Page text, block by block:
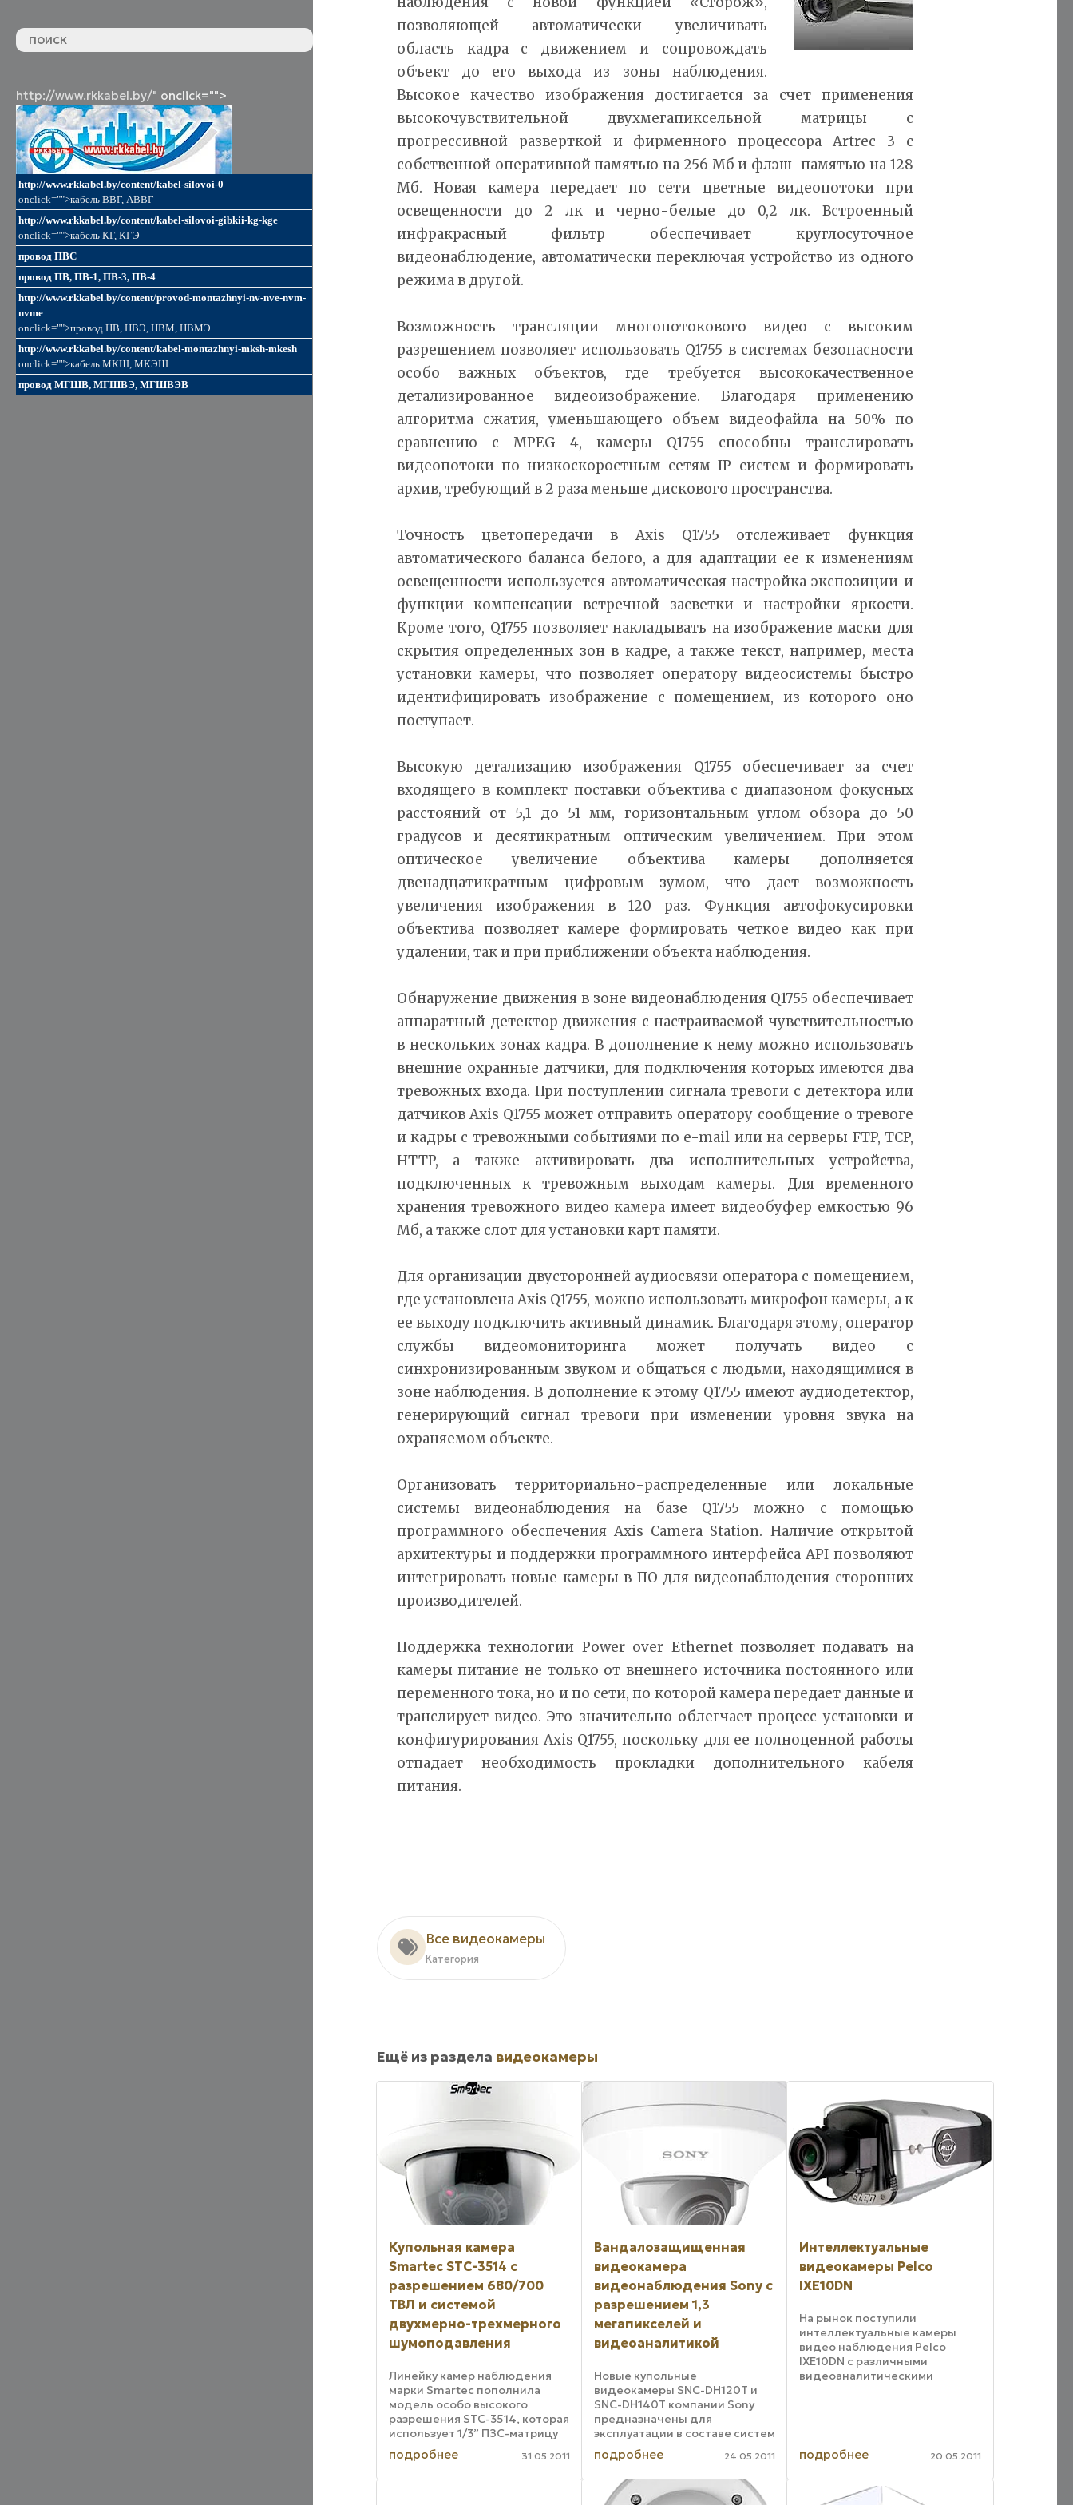
http://www.rkkabel.by/" onclick="">
http://www.rkkabel.by/content/kabel-silovoi-0
onclick="">кабель ВВГ, АВВГ
http://www.rkkabel.by/content/kabel-silovoi-gibkii-kg-kge
onclick="">кабель КГ, КГЭ
провод ПВС
провод ПВ, ПВ-1, ПВ-3, ПВ-4
http://www.rkkabel.by/content/provod-montazhnyi-nv-nve-nvm-
nvme
onclick="">провод НВ, НВЭ, НВМ, НВМЭ
http://www.rkkabel.by/content/kabel-montazhnyi-mksh-mkesh
onclick="">кабель МКШ, МКЭШ
провод МГШВ, МГШВЭ, МГШВЭВ
позволяющей автоматически увеличивать
область кадра с движением и сопровождать
объект до его выхода из зоны наблюдения.
Высокое качество изображения достигается за счет применения
высокочувствительной двухмегапиксельной матрицы с
прогрессивной разверткой и фирменного процессора Artrec 3 c
собственной оперативной памятью на 256 Мб и флэш-памятью на 128
Мб. Новая камера передает по сети цветные видеопотоки при
освещенности до 2 лк и черно-белые до 0,2 лк. Встроенный
инфракрасный фильтр обеспечивает круглосуточное
видеонаблюдение, автоматически переключая устройство из одного
режима в другой.
Возможность трансляции многопотокового видео с высоким
разрешением позволяет использовать Q1755 в системах безопасности
особо важных объектов, где требуется высококачественное
детализированное видеоизображение. Благодаря применению
алгоритма сжатия, уменьшающего объем видеофайла на 50% по
сравнению с MPEG 4, камеры Q1755 способны транслировать
видеопотоки по низкоскоростным сетям IP-систем и формировать
архив, требующий в 2 раза меньше дискового пространства.
Точность цветопередачи в Axis Q1755 отслеживает функция
автоматического баланса белого, а для адаптации ее к изменениям
освещенности используется автоматическая настройка экспозиции и
функции компенсации встречной засветки и настройки яркости.
Кроме того, Q1755 позволяет накладывать на изображение маски для
скрытия определенных зон в кадре, а также текст, например, места
установки камеры, что позволяет оператору видеосистемы быстро
идентифицировать изображение с помещением, из которого оно
поступает.
Высокую детализацию изображения Q1755 обеспечивает за счет
входящего в комплект поставки объектива с диапазоном фокусных
расстояний от 5,1 до 51 мм, горизонтальным углом обзора до 50
градусов и десятикратным оптическим увеличением. При этом
оптическое увеличение объектива камеры дополняется
двенадцатикратным цифровым зумом, что дает возможность
увеличения изображения в 120 раз. Функция автофокусировки
объектива позволяет камере формировать четкое видео как при
удалении, так и при приближении объекта наблюдения.
Обнаружение движения в зоне видеонаблюдения Q1755 обеспечивает
аппаратный детектор движения с настраиваемой чувствительностью
в нескольких зонах кадра. В дополнение к нему можно использовать
внешние охранные датчики, для подключения которых имеются два
тревожных входа. При поступлении сигнала тревоги с детектора или
датчиков Axis Q1755 может отправить оператору сообщение о тревоге
и кадры с тревожными событиями по e-mail или на серверы FTP, TCP,
HTTP, а также активировать два исполнительных устройства,
подключенных к тревожным выходам камеры. Для временного
хранения тревожного видео камера имеет видеобуфер емкостью 96
Мб, а также слот для установки карт памяти.
Для организации двусторонней аудиосвязи оператора с помещением,
где установлена Axis Q1755, можно использовать микрофон камеры, а к
ее выходу подключить активный динамик. Благодаря этому, оператор
службы видеомониторинга может получать видео с
синхронизированным звуком и общаться с людьми, находящимися в
зоне наблюдения. В дополнение к этому Q1755 имеют аудиодетектор,
генерирующий сигнал тревоги при изменении уровня звука на
охраняемом объекте.
Организовать территориально-распределенные или локальные
системы видеонаблюдения на базе Q1755 можно с помощью
программного обеспечения Axis Camera Station. Наличие открытой
архитектуры и поддержки программного интерфейса API позволяют
интегрировать новые камеры в ПО для видеонаблюдения сторонних
производителей.
Поддержка технологии Power over Ethernet позволяет подавать на
камеры питание не только от внешнего источника постоянного или
переменного тока, но и по сети, по которой камера передает данные и
транслирует видео. Это значительно облегчает процесс установки и
конфигурирования Axis Q1755, поскольку для ее полноценной работы
отпадает необходимость прокладки дополнительного кабеля
питания.
Все видеокамеры
Категория
Ещё из раздела видеокамеры
Купольная камера
Smartec STС-3514 с
разрешением 680/700
ТВЛ и системой
двухмерно-трехмерного
шумоподавления
Линейку камер наблюдения
марки Smartec пополнила
модель особо высокого
разрешения STC-3514, которая
использует 1/3” ПЗС-матрицу
Double-Speed 960H и
процессор Effio нового
поколения компании Sony. Для
подробнее 31.05.2011
Вандалозащищенная
видеокамера
видеонаблюдения Sony с
разрешением 1,3
мегапикселей и
видеоаналитикой
Новые купольные
видеокамеры SNC-DH120T и
SNC-DH140T компании Sony
предназначены для
эксплуатации в составе систем
охранного видеонаблюдения
объектов с высокой
вероятностью вандализма,
поскольку имеют класс
подробнее 24.05.2011
Интеллектуальные
видеокамеры Pelco
IXE10DN
На рынок поступили
интеллектуальные камеры
видео наблюдения Pelco
IXE10DN с различными
видеоаналитическими
пополнили 1, 3 Mpx IP-камеры
«день-ночь» ...
подробнее 20.05.2011